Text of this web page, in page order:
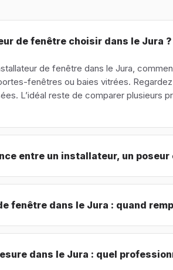
de fenêtre choisir dans le Jura ?
de fenêtre dans le Jura,
fenêtres ou baies vitrées.
L’idéal reste de comparer plusieurs
entre un installateur, un
fenêtre dans le Jura : quand
dans le Jura : quel